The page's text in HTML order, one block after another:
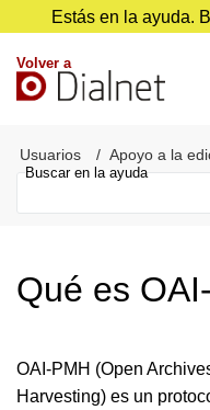
Estás en la ayuda.
Volver a
Usuarios Apoyo a la
Qué es
OAI-PMH (Open
Harvesting) es un